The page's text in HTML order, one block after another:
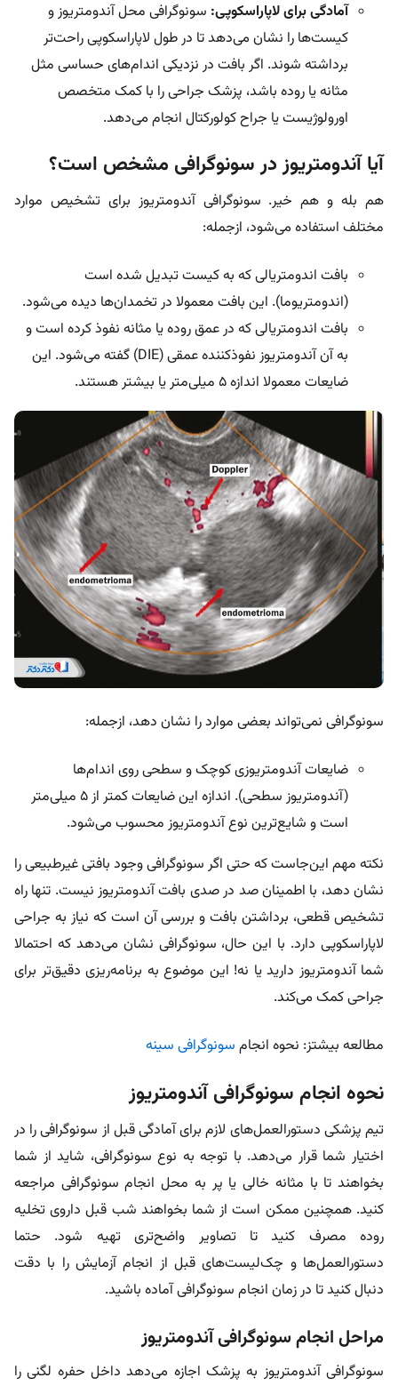
آمادگی برای لاپاراسکوپی: سونوگرافی محل آندومتریوز و
کیست‌ها را نشان می‌دهد تا در طول لاپاراسکوپی راحت‌تر
برداشته شوند. اگر بافت در نزدیکی اندام‌های حساسی مثل
مثانه یا روده باشد، پزشک جراحی را با کمک متخصص
اورولوژیست یا جراح کولورکتال انجام می‌دهد.
آیا آندومتریوز در سونوگرافی مشخص است؟
هم بله و هم خیر. سونوگرافی آندومتریوز برای تشخیص موارد
مختلف استفاده می‌شود، ازجمله:
بافت اندومتریالی که به کیست تبدیل شده است
(اندومتریوما). این بافت معمولا در تخمدان‌ها دیده می‌شود.
بافت اندومتریالی که در عمق روده یا مثانه نفوذ کرده است و
به آن آندومتریوز نفوذکننده عمقی (DIE) گفته می‌شود. این
ضایعات معمولا اندازه ۵ میلی‌متر یا بیشتر هستند.
سونوگرافی نمی‌تواند بعضی موارد را نشان دهد، ازجمله:
ضایعات آندومتریوزی کوچک و سطحی روی اندام‌ها
(آندومتریوز سطحی). اندازه این ضایعات کمتر از ۵ میلی‌متر
است و شایع‌ترین نوع آندومتریوز محسوب می‌شود.
نکته مهم این‌جاست که حتی اگر سونوگرافی وجود بافتی غیرطبیعی را
نشان دهد، با اطمینان صد در صدی بافت آندومتریوز نیست. تنها راه
تشخیص قطعی، برداشتن بافت و بررسی آن است که نیاز به جراحی
لاپاراسکوپی دارد. با این حال، سونوگرافی نشان می‌دهد که احتمالا
شما آندومتریوز دارید یا نه! این موضوع به برنامه‌ریزی دقیق‌تر برای
جراحی کمک می‌کند.
مطالعه بیشتز: نحوه انجام سونوگرافی سینه
نحوه انجام سونوگرافی آندومتریوز
تیم پزشکی دستورالعمل‌های لازم برای آمادگی قبل از سونوگرافی را در
اختیار شما قرار می‌دهد. با توجه به نوع سونوگرافی، شاید از شما
بخواهند تا با مثانه خالی یا پر به محل انجام سونوگرافی مراجعه
کنید. همچنین ممکن است از شما بخواهند شب قبل داروی تخلیه
روده مصرف کنید تا تصاویر واضح‌تری تهیه شود. حتما
دستورالعمل‌ها و چک‌لیست‌های قبل از انجام آزمایش را با دقت
دنبال کنید تا در زمان انجام سونوگرافی آماده باشید.
مراحل انجام سونوگرافی آندومتریوز
سونوگرافی آندومتریوز به پزشک اجازه می‌دهد داخل حفره لگنی را